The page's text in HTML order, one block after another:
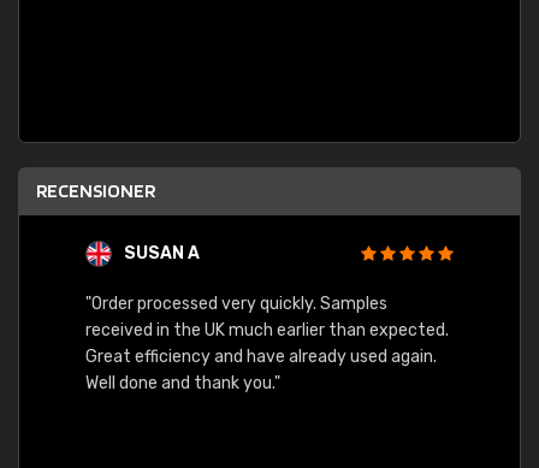
RECENSIONER
SUSAN A
"Order processed very quickly. Samples
received in the UK much earlier than expected.
Great efficiency and have already used again.
Well done and thank you."